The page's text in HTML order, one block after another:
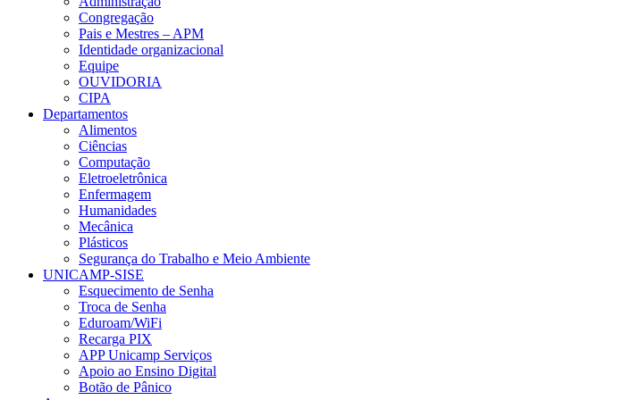
Congregação
Pais e Mestres – APM
Identidade organizacional
Equipe
OUVIDORIA
CIPA
Departamentos
Alimentos
Ciências
Computação
Eletroeletrônica
Enfermagem
Humanidades
Mecânica
Plásticos
Segurança do Trabalho e Meio Ambiente
UNICAMP-SISE
Esquecimento de Senha
Troca de Senha
Eduroam/WiFi
Recarga PIX
APP Unicamp Serviços
Apoio ao Ensino Digital
Botão de Pânico